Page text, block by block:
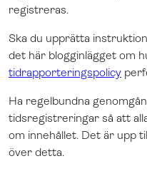
registreras.
Ska du upprätta
det här blogginlägget om
tidrapporteringspolicy
Ha regelbundna
tidsregistreringar så att
om innehållet. Det är upp
över detta.